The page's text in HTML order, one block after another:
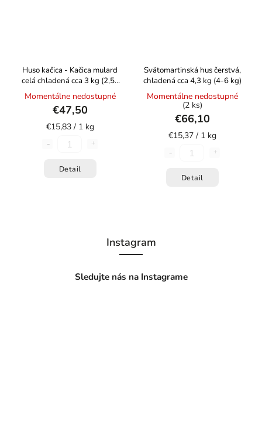
Huso kačica - Kačica mulard
celá chladená cca 3 kg (2,5-
3,5 kg)
Momentálne nedostupné
€47,50
€15,83 / 1 kg
Detail
Svätomartinská hus čerstvá,
chladená cca 4,3 kg (4-6 kg)
Momentálne nedostupné
(2 ks)
€66,10
€15,37 / 1 kg
Detail
Instagram
Sledujte nás na Instagrame